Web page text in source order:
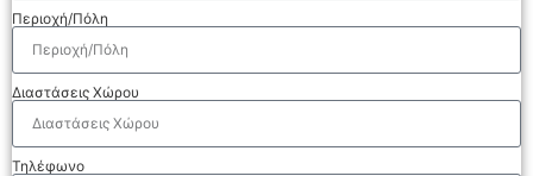
Περιοχή/Πόλη
Διαστάσεις Χώρου
Τηλέφωνο